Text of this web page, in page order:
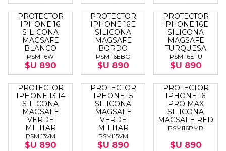
PROTECTOR
IPHONE 16
SILICONA
MAGSAFE
BLANCO
PSMI16W
$U 890
PROTECTOR
IPHONE 16E
SILICONA
MAGSAFE
BORDO
PSMI16EBO
$U 890
PROTECTOR
IPHONE 16E
SILICONA
MAGSAFE
TURQUESA
PSMI16ETU
$U 890
PROTECTOR
IPHONE 13 14
SILICONA
MAGSAFE
VERDE
MILITAR
PSMI13VM
$U 890
PROTECTOR
IPHONE 15
SILICONA
MAGSAFE
VERDE
MILITAR
PSMI15VM
$U 890
PROTECTOR
IPHONE 16
PRO MAX
SILICONA
MAGSAFE RED
PSMI16PMR
$U 890